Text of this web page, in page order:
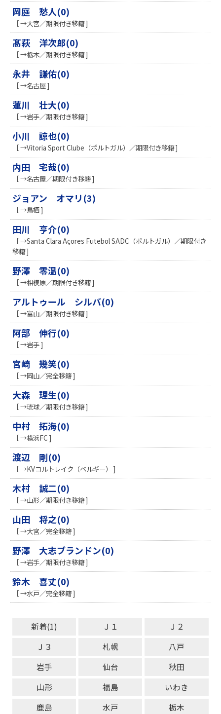
岡庭 愁人(0)
［ →大宮／期限付き移籍 ]
髙萩 洋次郎(0)
［ →栃木／期限付き移籍 ]
永井 謙佑(0)
［ →名古屋 ]
蓮川 壮大(0)
［ →岩手／期限付き移籍 ]
小川 諒也(0)
［ →Vitoria Sport Clube（ポルトガル）／期限付き移籍 ]
内田 宅哉(0)
［ →名古屋／期限付き移籍 ]
ジョアン オマリ(3)
［ →鳥栖 ]
田川 亨介(0)
［ →Santa Clara Açores Futebol SADC（ポルトガル）／期限付き
移籍 ]
野澤 零温(0)
［ →相模原／期限付き移籍 ]
アルトゥール シルバ(0)
［ →富山／期限付き移籍 ]
阿部 伸行(0)
［ →岩手 ]
宮崎 幾笑(0)
［ →岡山／完全移籍 ]
大森 理生(0)
［ →琉球／期限付き移籍 ]
中村 拓海(0)
［ →横浜FC ]
渡辺 剛(0)
［ →KVコルトレイク（ベルギー） ]
木村 誠二(0)
［ →山形／期限付き移籍 ]
山田 将之(0)
［ →大宮／完全移籍 ]
野澤 大志ブランドン(0)
［ →岩手／期限付き移籍 ]
鈴木 喜丈(0)
［ →水戸／完全移籍 ]
新着(1) Ｊ１
Ｊ２
Ｊ３
札幌
八戸
岩手
仙台
秋田
山形
福島
いわき
鹿島
水戸
栃木